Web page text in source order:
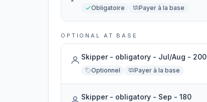
Obligatoire Payer à la base
OPTIONAL AT BASE
Skipper - obligatory - Jul/Aug - 200
Optionnel Payer à la base
Skipper - obligatory - Sep - 180